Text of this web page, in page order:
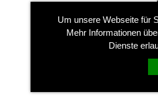
Um unsere Webseite für
Mehr Informationen
Dienste